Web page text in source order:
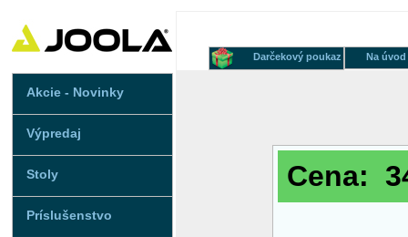
Akcie - Novinky
Výpredaj
Stoly
Príslušenstvo
Na úvod
Darčekový poukaz
Cena: